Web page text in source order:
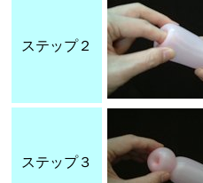
ステップ２
ステップ３